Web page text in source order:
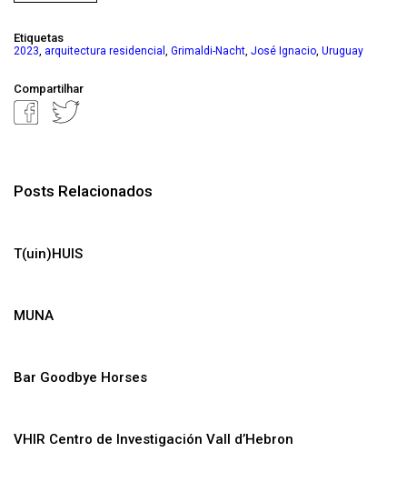
Etiquetas
2023, arquitectura residencial , Grimaldi-Nacht, José Ignacio, Uruguay
Compartilhar
Posts Relacionados
T(uin)HUIS
MUNA
Bar Goodbye Horses
VHIR Centro de Investigación Vall d’Hebron